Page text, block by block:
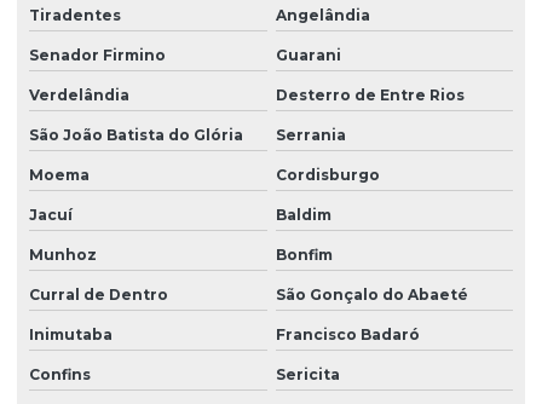
Tiradentes Angelândia
Senador Firmino Guarani
Verdelândia Desterro de Entre Rios
São João Batista do Glória Serrania
Moema Cordisburgo
Jacuí Baldim
Munhoz Bonfim
Curral de Dentro São Gonçalo do Abaeté
Inimutaba Francisco Badaró
Confins Sericita